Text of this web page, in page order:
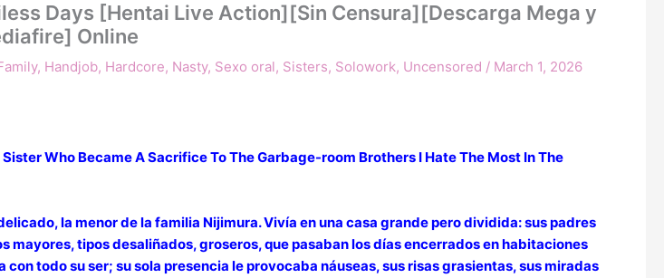
Days [Hentai Live Action][Sin Censura][Descarga Mega y
Online
, Handjob, Hardcore, Nasty, Sexo oral, Sisters, Solowork, Uncensored / March 1, 2026
Who Became A Sacrifice To The Garbage-room Brothers I Hate The Most In The
la menor de la familia Nijimura. Vivía en una casa grande pero dividida: sus padres
tipos desaliñados, groseros, que pasaban los días encerrados en habitaciones
todo su ser; su sola presencia le provocaba náuseas, sus risas grasientas, sus miradas